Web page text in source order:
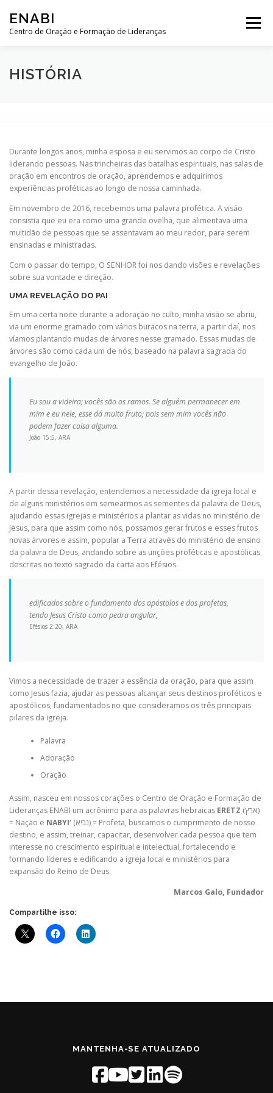
paraENABI
Centro de Oração e Formação de Lideranças
Menu
HISTÓRIA
MENSAGENS CURSOS
HISTÓRIA
Durante longos anos, minha esposa e eu servimos ao corpo de Cristo
liderando pessoas. Nas trincheiras das batalhas espirituais, nas salas de
oração em encontros de oração, aprendemos e adquirimos
experiências proféticas ao longo de nossa caminhada.
Em novembro de 2016, recebemos uma palavra profética. A visão
consistia que eu era como uma grande ovelha, que alimentava uma
multidão de pessoas que se assentavam ao meu redor, para serem
ensinadas e ministradas.
Com o passar do tempo, O SENHOR foi nos dando visões e revelações
sobre sua vontade e direção.
UMA REVELAÇÃO DO PAI
Em uma certa noite durante a adoração no culto, minha visão se abriu,
via um enorme gramado com vários buracos na terra, a partir daí, nos
víamos plantando mudas de árvores nesse gramado. Essas mudas de
árvores são como cada um de nós, baseado na palavra sagrada do
evangelho de João.
Eu sou a videira; vocês são os ramos. Se alguém permanecer em
mim e eu nele, esse dá muito fruto; pois sem mim vocês não
podem fazer coisa alguma.
João 15:5, ARA
A partir dessa revelação, entendemos a necessidade da igreja local e
de alguns ministérios em semearmos as sementes da palavra de Deus,
ajudando essas igrejas e ministérios a plantar as vidas no ministério de
Jesus, para que assim como nós, possamos gerar frutos e esses frutos
novas árvores e assim, popular a Terra através do ministério de ensino
da palavra de Deus, andando sobre as unções proféticas e apostólicas
descritas no texto sagrado da carta aos Efésios.
edificados sobre o fundamento dos apóstolos e dos profetas,
tendo Jesus Cristo como pedra angular,
Efésios 2:20, ARA
Vimos a necessidade de trazer a essência da oração, para que assim
como Jesus fazia, ajudar as pessoas alcançar seus destinos proféticos e
apostólicos, fundamentados no que consideramos os três principais
pilares da igreja.
Palavra
Adoração
Oração
Assim, nasceu em nossos corações o Centro de Oração e Formação de
Lideranças ENABI um acrônimo para as palavras hebraicas ERETZ (ארץ)
= Nação e NABYI’ (נביא) = Profeta, buscamos o cumprimento de nosso
destino, e assim, treinar, capacitar, desenvolver cada pessoa que tem
interesse no crescimento espiritual e intelectual, fortalecendo e
formando líderes e edificando a igreja local e ministérios para
expansão do Reino de Deus.
Marcos Galo, Fundador
Compartilhe isso:
MANTENHA-SE ATUALIZADO